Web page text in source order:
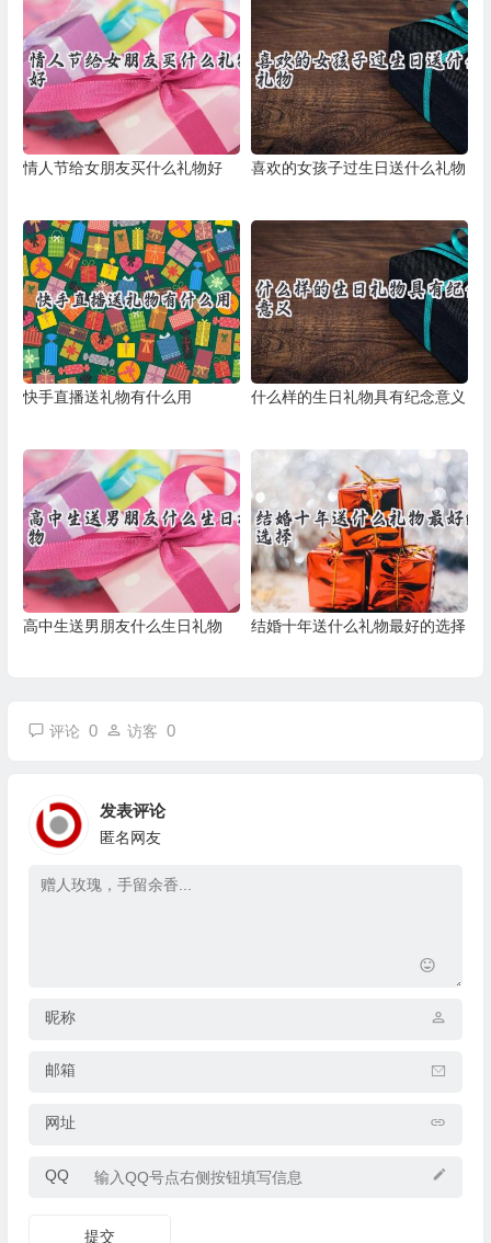
情人节给女朋友买什么礼物好 喜欢的女孩子过生日送什么礼物
快手直播送礼物有什么用 什么样的生日礼物具有纪念意义
高中生送男朋友什么生日礼物 结婚十年送什么礼物最好的选择
评论 0 访客 0
发表评论
匿名网友
昵称
邮箱
网址
QQ